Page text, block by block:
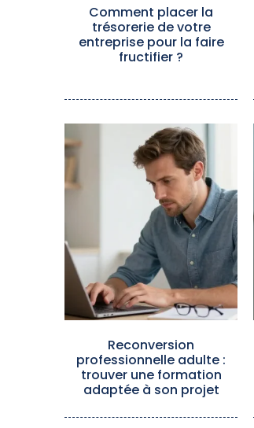
Comment placer la
trésorerie de votre
entreprise pour la faire
fructifier ?
Reconversion
professionnelle adulte :
trouver une formation
adaptée à son projet